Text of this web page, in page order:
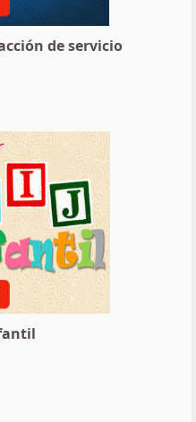
de servicio